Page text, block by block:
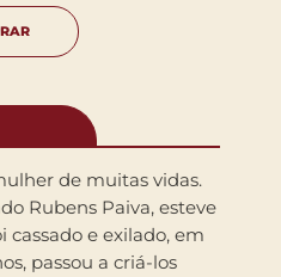
de muitas vidas.
Rubens Paiva, esteve
cassado e exilado, em
passou a criá-los